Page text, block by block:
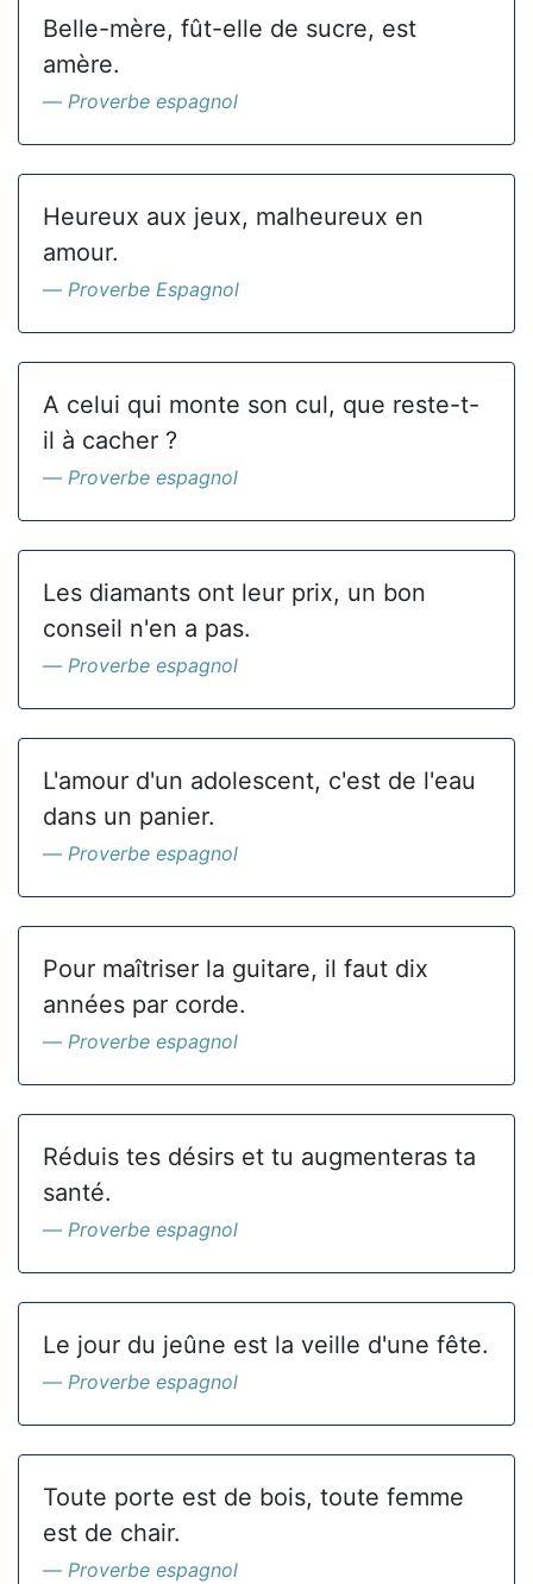
Belle-mère, fût-elle de sucre, est
amère.
Proverbe espagnol
Heureux aux jeux, malheureux en
amour.
Proverbe Espagnol
A celui qui monte son cul, que reste-t-
il à cacher ?
Proverbe espagnol
Les diamants ont leur prix, un bon
conseil n'en a pas.
Proverbe espagnol
L'amour d'un adolescent, c'est de l'eau
dans un panier.
Proverbe espagnol
Pour maîtriser la guitare, il faut dix
années par corde.
Proverbe espagnol
Réduis tes désirs et tu augmenteras ta
santé.
Proverbe espagnol
Le jour du jeûne est la veille d'une fête.
Proverbe espagnol
Toute porte est de bois, toute femme
est de chair.
Proverbe espagnol